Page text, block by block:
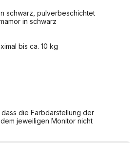
schwarz, pulverbeschichtet
in schwarz
bis ca. 10 kg
die Farbdarstellung der
jeweiligen Monitor nicht